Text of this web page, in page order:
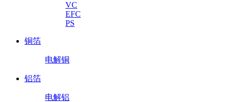
VC
EFC
PS
铜箔
电解铜
铝箔
电解铝